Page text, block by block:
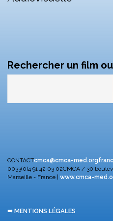
Rechercher un film
CONTACTcmca@cmca-med.org
0033(0)4 91 42 03 02CMCA / 30
Marseille - France | www.cmca-
➠ MENTIONS LÉGALES